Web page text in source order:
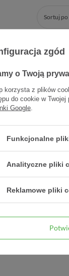
Sortuj
zgód
o Twoją
korzysta z plików
do cookie w
Google
Funkcjonalne
Analityczne pliki
Reklamowe pliki